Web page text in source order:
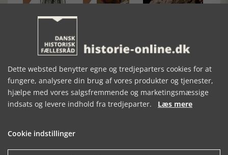
FERIERUNDVISNING
FÆNGSELSMUSEETBOLDSPIL
VIDNESKRANKEN
Mosefolket
Dette websted benytter egne og tredjeparters cookies for at
fungere, analysere din brug af vores produkter og tjenester,
hjælpe med vores salgsfremmende og marketingsmæssige
indsats og levere indhold fra tredjeparter. Læs mere
Cookie indstillinger